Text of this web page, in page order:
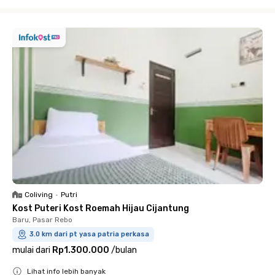
Coliving • Putri
Kost Puteri Kost Roemah Hijau Cijantung
Baru, Pasar Rebo
3.0 km dari pt yasa patria perkasa
mulai dari Rp1.300.000 /bulan
Lihat info lebih banyak